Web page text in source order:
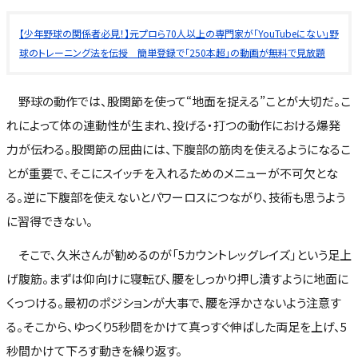
【少年野球の関係者必見！】元プロら70人以上の専門家が「YouTubeにない」野
球のトレーニング法を伝授 簡単登録で「250本超」の動画が無料で見放題
野球の動作では、股関節を使って“地面を捉える”ことが大切だ。こ
れによって体の連動性が生まれ、投げる・打つの動作における爆発
力が伝わる。股関節の屈曲には、下腹部の筋肉を使えるようになるこ
とが重要で、そこにスイッチを入れるためのメニューが不可欠とな
る。逆に下腹部を使えないとパワーロスにつながり、技術も思うよう
に習得できない。
そこで、久米さんが勧めるのが「5カウントレッグレイズ」という足上
げ腹筋。まずは仰向けに寝転び、腰をしっかり押し潰すように地面に
くっつける。最初のポジションが大事で、腰を浮かさないよう注意す
る。そこから、ゆっくり5秒間をかけて真っすぐ伸ばした両足を上げ、5
秒間かけて下ろす動きを繰り返す。